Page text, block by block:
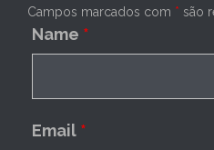
Campos marcados com * são
Name *
Email *